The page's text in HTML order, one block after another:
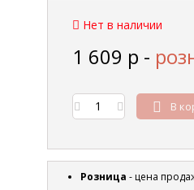
Нет в наличии
1 609 р -
В
Розница - цена